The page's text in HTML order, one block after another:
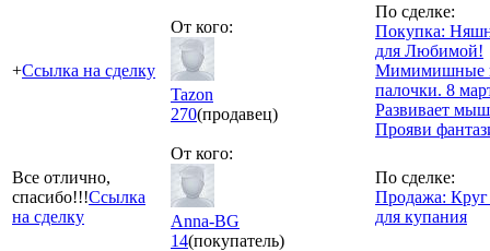
+Ссылка на сделку
От кого:
Tazon
270(продавец)
По сделке:
Покупка:
для Любимой!
Мимимишные
палочки. 8
Развивает
Прояви
Все отлично,
спасибо!!!Ссылка
на сделку
От кого:
Anna-BG
14(покупатель)
По сделке:
Продажа: Круг
для купания